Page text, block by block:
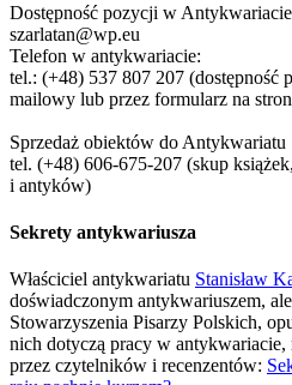
Dostępność pozycji w
szarlatan@wp.eu
Telefon w antykwariacie:
tel.: (+48) 537 807 207 (dostępność
mailowy lub przez formularz na
Sprzedaż obiektów do Antykwariatu
tel. (+48) 606-675-207 (skup
i antyków)
Sekrety antykwariusza
Właściciel antykwariatu Stanisław
doświadczonym antykwariuszem,
Stowarzyszenia Pisarzy Polskich,
nich dotyczą pracy w antykwariacie,
przez czytelników i recenzentów: